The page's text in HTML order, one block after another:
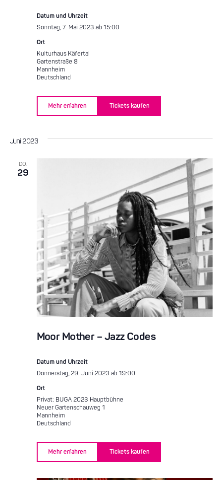
Datum und Uhrzeit
Sonntag, 7. Mai 2023 ab 15:00
Ort
Kulturhaus Käfertal
Gartenstraße 8
Mannheim
Deutschland
Mehr erfahren Tickets kaufen
Juni 2023
DO.
29
Moor Mother – Jazz Codes
Datum und Uhrzeit
Donnerstag, 29. Juni 2023 ab 19:00
Ort
Privat: BUGA 2023 Hauptbühne
Neuer Gartenschauweg 1
Mannheim
Deutschland
Mehr erfahren Tickets kaufen